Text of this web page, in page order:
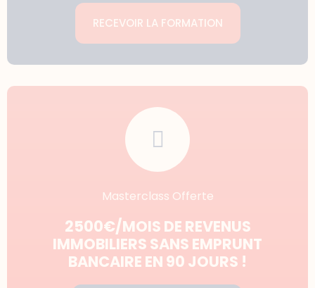
RECEVOIR LA FORMATION
Masterclass Offerte
2500€/MOIS DE REVENUS
IMMOBILIERS SANS EMPRUNT
BANCAIRE EN 90 JOURS !